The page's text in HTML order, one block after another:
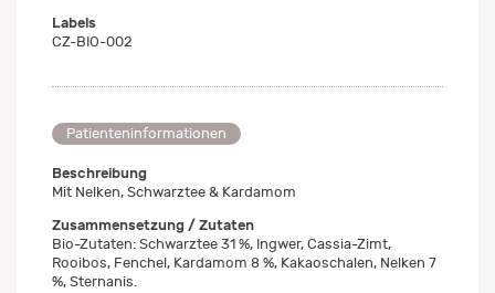
Labels
CZ-BIO-002
Patienteninformationen
Beschreibung
Mit Nelken, Schwarztee & Kardamom
Zusammensetzung / Zutaten
Bio-Zutaten: Schwarztee 31 %, Ingwer, Cassia-Zimt,
Rooibos, Fenchel, Kardamom 8 %, Kakaoschalen, Nelken 7
%, Sternanis.